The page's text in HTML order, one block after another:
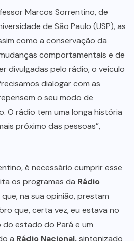
Marcos Sorrentino, de
de São Paulo (USP), as
como a conservação da
comportamentais e de
divulgadas pelo rádio, o veículo
dialogar com as
o seu modo de
O rádio tem uma longa história
próximo das pessoas”,
é necessário cumprir esse
os programas da Rádio
que, na sua opinião, prestam
que, certa vez, eu estava no
estado do Pará e um
a Rádio Nacional,sintonizado